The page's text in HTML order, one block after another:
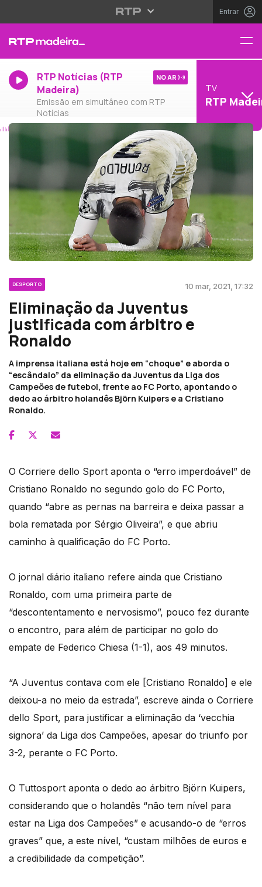
Entrar
RTP Notícias (RTP
Madeira)
Emissão em simultâneo com RTP
Notícias
NO AR
TV
RTP
DESPORTO 10 mar, 2021, 17:32
Eliminação da Juventus
justificada com árbitro e
Ronaldo
A imprensa italiana está hoje em “choque” e aborda o
“escândalo” da eliminação da Juventus da Liga dos
Campeões de futebol, frente ao FC Porto, apontando o
dedo ao árbitro holandês Björn Kuipers e a Cristiano
Ronaldo.
O Corriere dello Sport aponta o “erro imperdoável” de
Cristiano Ronaldo no segundo golo do FC Porto,
quando “abre as pernas na barreira e deixa passar a
bola rematada por Sérgio Oliveira”, e que abriu
caminho à qualificação do FC Porto.
O jornal diário italiano refere ainda que Cristiano
Ronaldo, com uma primeira parte de
“descontentamento e nervosismo”, pouco fez durante
o encontro, para além de participar no golo do
empate de Federico Chiesa (1-1), aos 49 minutos.
“A Juventus contava com ele [Cristiano Ronaldo] e ele
deixou-a no meio da estrada”, escreve ainda o Corriere
dello Sport, para justificar a eliminação da ‘vecchia
signora’ da Liga dos Campeões, apesar do triunfo por
3-2, perante o FC Porto.
O Tuttosport aponta o dedo ao árbitro Björn Kuipers,
considerando que o holandês “não tem nível para
estar na Liga dos Campeões” e acusando-o de “erros
graves” que, a este nível, “custam milhões de euros e
a credibilidade da competição”.